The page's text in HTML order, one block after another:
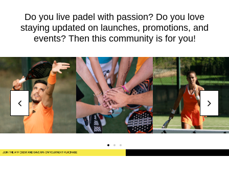
Do you live padel with passion? Do you love
staying updated on launches, promotions, and
events? Then this community is for you!